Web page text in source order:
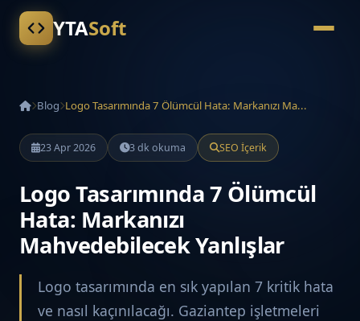
YTASoft
Blog Logo Tasarımında 7 Ölümcül Hata: Markanızı Ma...
23 Apr 2026 3 dk okuma SEO İçerik
Logo Tasarımında 7 Ölümcül
Hata: Markanızı
Mahvedebilecek Yanlışlar
Logo tasarımında en sık yapılan 7 kritik hata
ve nasıl kaçınılacağı. Gaziantep işletmeleri